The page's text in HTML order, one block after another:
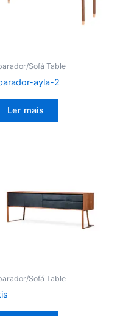
Sofá Table
ayla-2
Ler mais
Sofá Table